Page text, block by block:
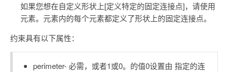
如果您想在自定义形状上[定义特定的固定连接点]，请使用
元素。元素内的每个元素都定义了形状上的固定连接点。
约束具有以下属性：
perimeter- 必需，或者1或0。的值0设置由 指定的连